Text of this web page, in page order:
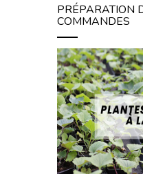
PRÉPARATION
COMMANDES